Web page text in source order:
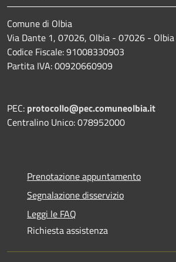
Comune di Olbia
Via Dante 1, 07026, Olbia - 07026 - Olbia
Codice Fiscale: 91008330903
Partita IVA: 00920660909
PEC: protocollo@pec.comuneolbia.it
Centralino Unico: 078952000
Prenotazione appuntamento
Segnalazione disservizio
Leggi le FAQ
Richiesta assistenza